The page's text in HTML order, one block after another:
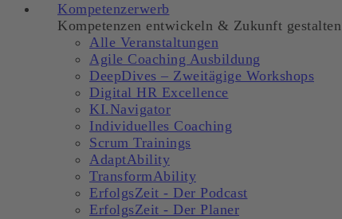
Kompetenzerwerb
Kompetenzen entwickeln & Zukunft gestalten
Alle Veranstaltungen
Agile Coaching Ausbildung
DeepDives – Zweitägige Workshops
Digital HR Excellence
KI.Navigator
Individuelles Coaching
Scrum Trainings
AdaptAbility
TransformAbility
ErfolgsZeit - Der Podcast
ErfolgsZeit - Der Planer